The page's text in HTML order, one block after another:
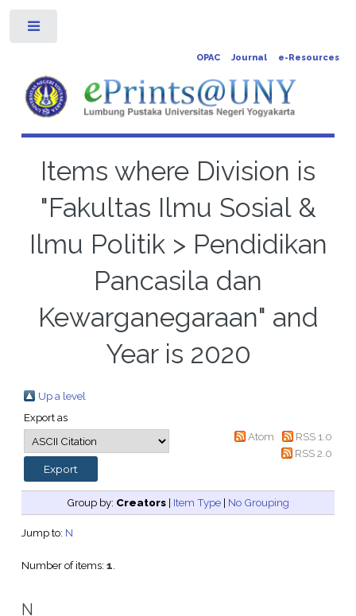
OPAC Journal e-Resources
Items where Division is
"Fakultas Ilmu Sosial &
Ilmu Politik > Pendidikan
Pancasila dan
Kewarganegaraan" and
Year is 2020
Up a level
Export as
Atom
RSS 1.0
RSS 2.0
Group by: Creators | Item Type | No Grouping
Jump to: N
Number of items: 1.
N